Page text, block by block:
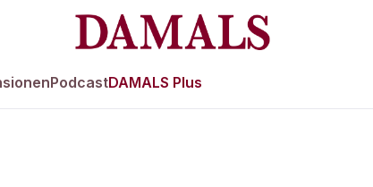
PodcastDAMALS Plus